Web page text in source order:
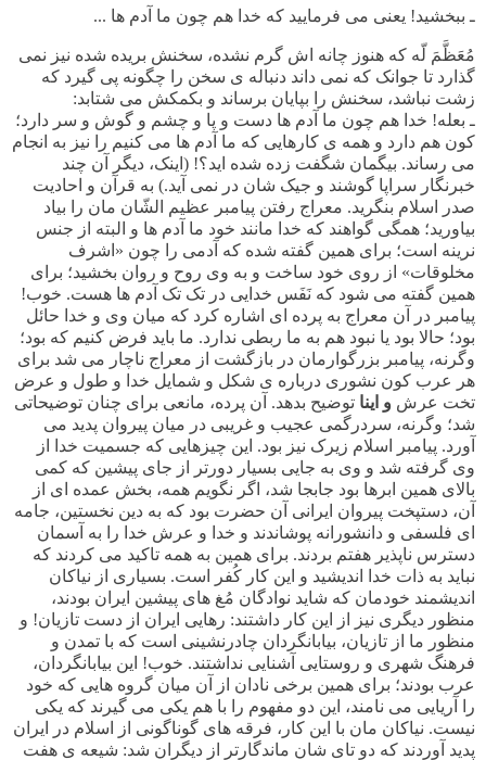
ـ ببخشید! یعنی می فرمایید که خدا هم چون ما آدم ها ...
مُعَظَّمَ لّه که هنوز چانه اش گرم نشده، سخنش بریده شده نیز نمی
گذارد تا جوانک که نمی داند دنباله ی سخن را چگونه پی گیرد که
زشت نباشد، سخنش را بپایان برساند و بکمکش می شتابد:
ـ بعله! خدا هم چون ما آدم ها دست و پا و چشم و گوش و سر دارد؛
کون هم دارد و همه ی کارهایی که ما آدم ها می کنیم را نیز به انجام
می رساند. بیگمان شگفت زده شده اید؟! (اینک، دیگر آن چند
خبرنگار سراپا گوشند و جیک شان در نمی آید.) به قرآن و احادیت
صدر اسلام بنگرید. معراج رفتن پیامبر عظیم الشّان مان را بیاد
بیاورید؛ همگی گواهند که خدا مانند خود ما آدم ها و البته از جنس
نرینه است؛ برای همین گفته شده که آدمی را چون «اشرف
مخلوقات» از روی خود ساخت و به وی روح و روان بخشید؛ برای
همین گفته می شود که نَفَس خدایی در تک تک آدم ها هست. خوب!
پیامبر در آن معراج به پرده ای اشاره کرد که میان وی و خدا حائل
بود؛ حالا بود یا نبود هم به ما ربطی ندارد. ما باید فرض کنیم که بود؛
وگرنه، پیامبر بزرگوارمان در بازگشت از معراج ناچار می شد برای
هر عرب کون نشوری درباره ی شکل و شمایل خدا و طول و عرض
تخت عرش و اینا توضیح بدهد. آن پرده، مانعی برای چنان توضیحاتی
شد؛ وگرنه، سردرگمی عجیب و غریبی در میان پیروان پدید می
آورد. پیامبر اسلام زیرک نیز بود. این چیزهایی که جسمیت خدا از
وی گرفته شد و وی به جایی بسیار دورتر از جای پیشین که کمی
بالای همین ابرها بود جابجا شد، اگر نگویم همه، بخش عمده ای از
آن، دستپخت پیروان ایرانی آن حضرت بود که به دین نخستین، جامه
ای فلسفی و دانشورانه پوشاندند و خدا و عرش خدا را به آسمان
دسترس ناپذیر هفتم بردند. برای همین به همه تاکید می کردند که
نباید به ذات خدا اندیشید و این کار کُفر است. بسیاری از نیاکان
اندیشمند خودمان که شاید نوادگان مُغ های پیشین ایران بودند،
منظور دیگری نیز از این کار داشتند: رهایی ایران از دست تازیان! و
منظور ما از تازیان، بیابانگردان چادرنشینی است که با تمدن و
فرهنگ شهری و روستایی آشنایی نداشتند. خوب! این بیابانگردان،
عرب بودند؛ برای همین برخی نادان از آن میان گروه هایی که خود
را آریایی می نامند، این دو مفهوم را با هم یکی می گیرند که یکی
نیست. نیاکان مان با این کار، فرقه های گوناگونی از اسلام در ایران
پدید آوردند که دو تای شان ماندگارتر از دیگران شد: شیعه ی هفت